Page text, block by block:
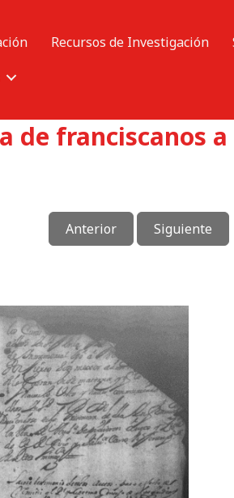
Recursos de Investigación
de franciscanos
Anterior Siguiente